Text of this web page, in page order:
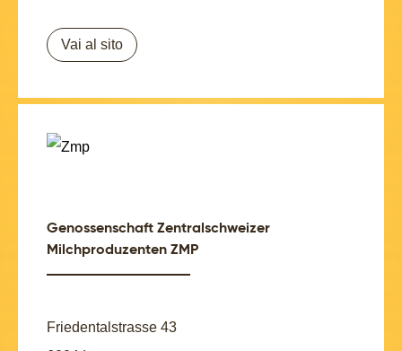
Vai al sito
Genossenschaft Zentralschweizer
Milchproduzenten ZMP
Friedentalstrasse 43